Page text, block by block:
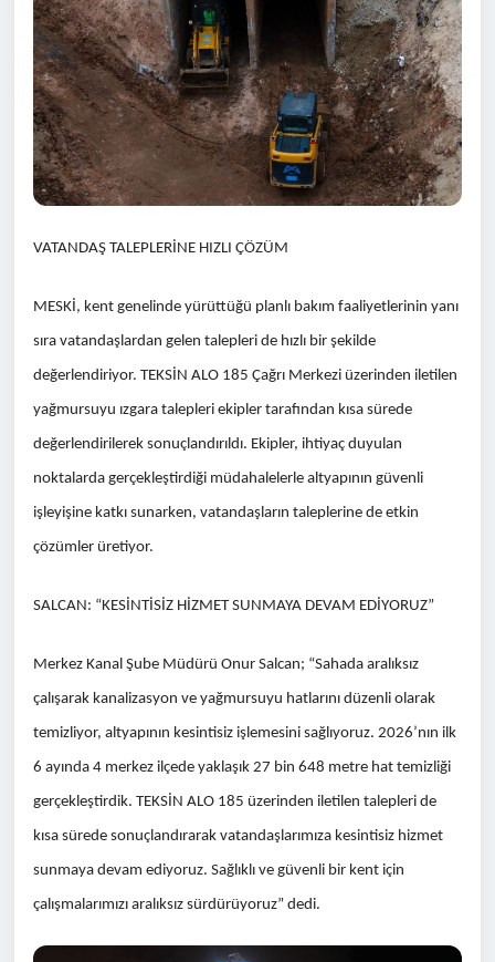
VATANDAŞ TALEPLERİNE HIZLI ÇÖZÜM
MESKİ, kent genelinde yürüttüğü planlı bakım faaliyetlerinin yanı
sıra vatandaşlardan gelen talepleri de hızlı bir şekilde
değerlendiriyor. TEKSİN ALO 185 Çağrı Merkezi üzerinden iletilen
yağmursuyu ızgara talepleri ekipler tarafından kısa sürede
değerlendirilerek sonuçlandırıldı. Ekipler, ihtiyaç duyulan
noktalarda gerçekleştirdiği müdahalelerle altyapının güvenli
işleyişine katkı sunarken, vatandaşların taleplerine de etkin
çözümler üretiyor.
SALCAN: “KESİNTİSİZ HİZMET SUNMAYA DEVAM EDİYORUZ”
Merkez Kanal Şube Müdürü Onur Salcan; “Sahada aralıksız
çalışarak kanalizasyon ve yağmursuyu hatlarını düzenli olarak
temizliyor, altyapının kesintisiz işlemesini sağlıyoruz. 2026’nın ilk
6 ayında 4 merkez ilçede yaklaşık 27 bin 648 metre hat temizliği
gerçekleştirdik. TEKSİN ALO 185 üzerinden iletilen talepleri de
kısa sürede sonuçlandırarak vatandaşlarımıza kesintisiz hizmet
sunmaya devam ediyoruz. Sağlıklı ve güvenli bir kent için
çalışmalarımızı aralıksız sürdürüyoruz” dedi.